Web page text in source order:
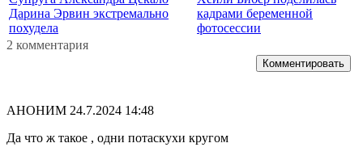
Дарина Эрвин экстремально
похудела
кадрами беременной
фотосессии
2 комментария
Комментировать
АНОНИМ 24.7.2024 14:48
Да что ж такое , одни потаскухи кругом